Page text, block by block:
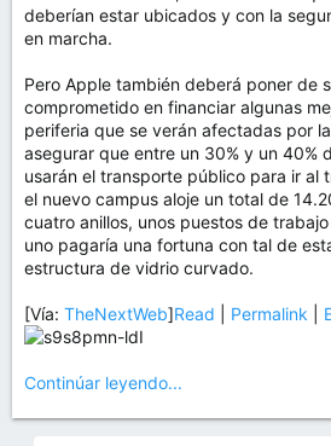
deberían estar ubicados y con la
en marcha.
Pero Apple también deberá poner de
comprometido en financiar algunas
periferia que se verán afectadas por
asegurar que entre un 30% y un 40%
usarán el transporte público para ir al
el nuevo campus aloje un total de
cuatro anillos, unos puestos de
uno pagaría una fortuna con tal de
estructura de vidrio curvado.
[Vía: TheNextWeb]Read Permalink
Continúar leyendo...